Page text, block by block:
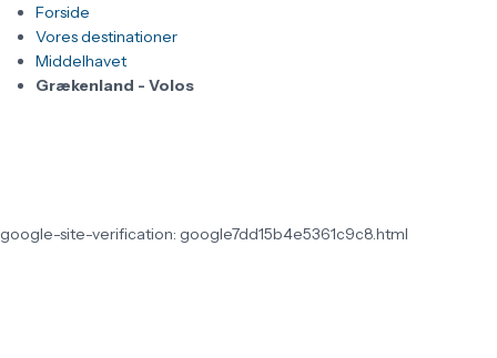
Forside
Vores destinationer
Middelhavet
Grækenland - Volos
google-site-verification: google7dd15b4e5361c9c8.html